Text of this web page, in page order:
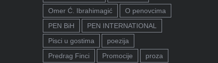
Omer Ć. Ibrahimagić
O penovcima
PEN BiH
PEN INTERNATIONAL
Pisci u gostima
poezija
Predrag Finci
Promocije
proza